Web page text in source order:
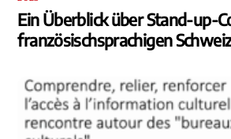
Ein Überblick über Stand-up-
französischsprachigen